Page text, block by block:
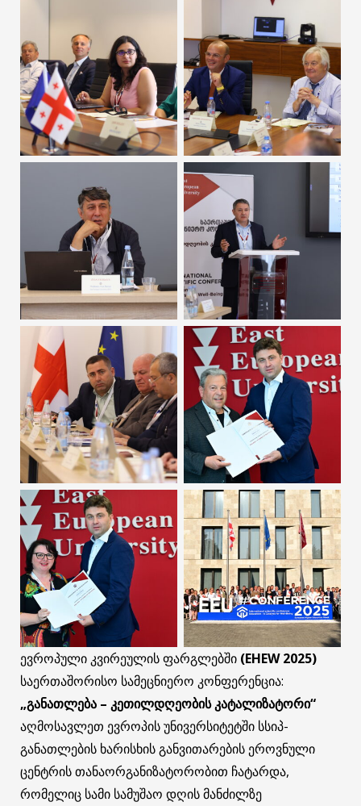
ევროპული კვირეულის ფარგლებში (EHEW 2025)
საერთაშორისო სამეცნიერო კონფერენცია:
„განათლება – კეთილდღეობის კატალიზატორი“
აღმოსავლეთ ევროპის უნივერსიტეტში სსიპ-
განათლების ხარისხის განვითარების ეროვნული
ცენტრის თანაორგანიზატორობით ჩატარდა,
რომელიც სამი სამუშაო დღის მანძილზე